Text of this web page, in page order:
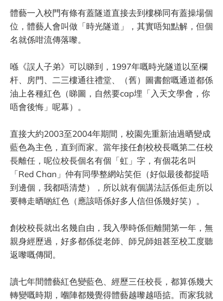
體藝一入校門有條有蓋隧道直接去到樓梯同有蓋操場個
位，體藝人會叫做「時光隧道」，其實唔知點解，但個
名就係咁流傳落嚟。
喺《誤人子弟》可以睇到，1997年嘅時光隧道以至欄
杆、房門、二三樓通往禮堂、（舊）圖書館嘅通道都係
油上各種紅色（睇圖，自然要cap埋「入天文學會，你
唔會後悔」呢幕）。
直接大約2003至2004年期間，校園先重新油過晒變成
藍色為主色，直到而家。當年接任創校校長嘅第二任校
長離任，呢位校長個名有個「虹」字，有個花名叫
「Red Chan」仲有同學整網站笑佢（好似最後都捉唔
到邊個，我都唔清楚），所以就有個講法話係佢走所以
要轉走晒啲紅色（應該唔係好多人信但係幾好笑）。
創校校長就出名幾自由，我入學時係佢離開第一年，無
親身經歷過，好多都係從老師、師兄師姐甚至校工度聽
返嚟嘅傳聞。
讀七年間體藝紅色變藍色、經歷三任校長，都算係幾大
轉變嘅時期，嗰陣都幾覺得體藝越嚟越唔掂。而家我就